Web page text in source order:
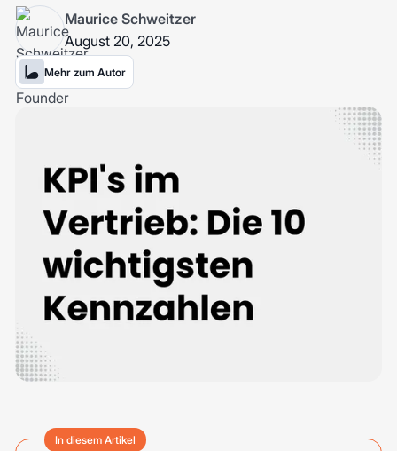
Maurice Schweitzer
August 20, 2025
Mehr zum Autor
In diesem Artikel